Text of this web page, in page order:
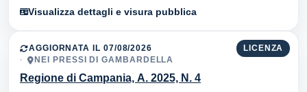
Visualizza dettagli e visura pubblica
LICENZA
AGGIORNATA IL 07/08/2026
NEI PRESSI DI GAMBARDELLA
Regione di Campania, A. 2025, N. 4